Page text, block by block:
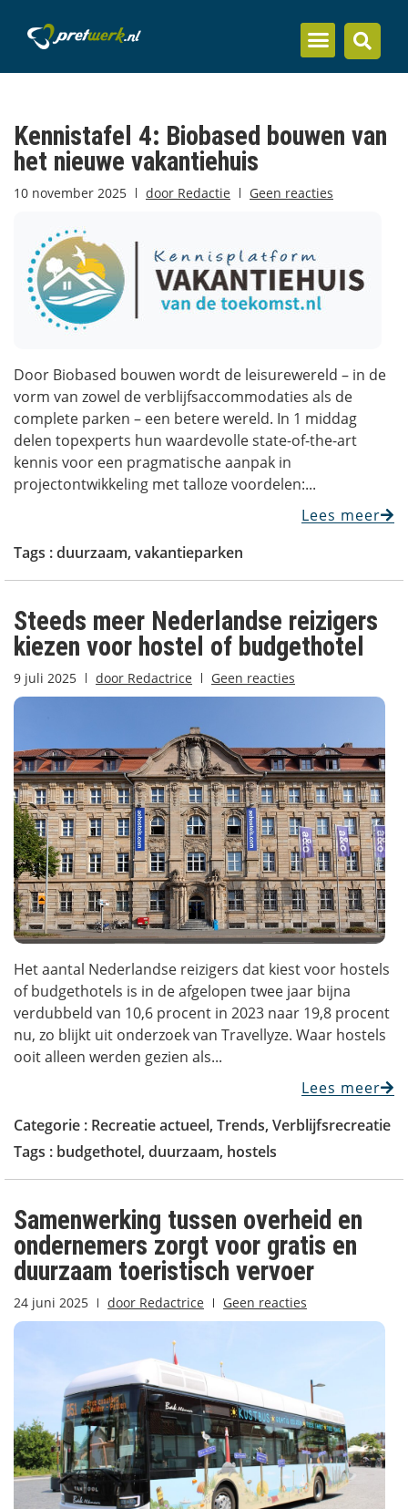
Kennistafel 4: Biobased bouwen van
het nieuwe vakantiehuis
10 november 2025 door Redactie Geen reacties
Door Biobased bouwen wordt de leisurewereld – in de
vorm van zowel de verblijfsaccommodaties als de
complete parken – een betere wereld. In 1 middag
delen topexperts hun waardevolle state-of-the-art
kennis voor een pragmatische aanpak in
projectontwikkeling met talloze voordelen:...
Lees meer
Tags :duurzaam, vakantieparken
Steeds meer Nederlandse reizigers
kiezen voor hostel of budgethotel
9 juli 2025 door Redactrice Geen reacties
Het aantal Nederlandse reizigers dat kiest voor hostels
of budgethotels is in de afgelopen twee jaar bijna
verdubbeld van 10,6 procent in 2023 naar 19,8 procent
nu, zo blijkt uit onderzoek van Travellyze. Waar hostels
ooit alleen werden gezien als...
Lees meer
Categorie : Recreatie actueel, Trends, Verblijfsrecreatie
Tags : budgethotel, duurzaam, hostels
Samenwerking tussen overheid en
ondernemers zorgt voor gratis en
duurzaam toeristisch vervoer
24 juni 2025 door Redactrice Geen reacties